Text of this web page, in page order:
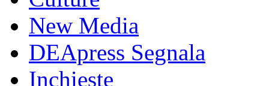
New Media
DEApress Segnala
Inchieste